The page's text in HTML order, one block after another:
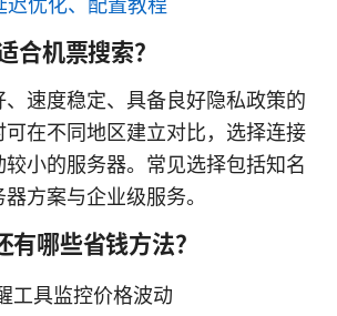
迟优化、配置教程
合机票搜索？
速度稳定、具备良好隐私政策的
可在不同地区建立对比，选择连接
小的服务器。常见选择包括知名
方案与企业级服务。
有哪些省钱方法？
工具监控价格波动